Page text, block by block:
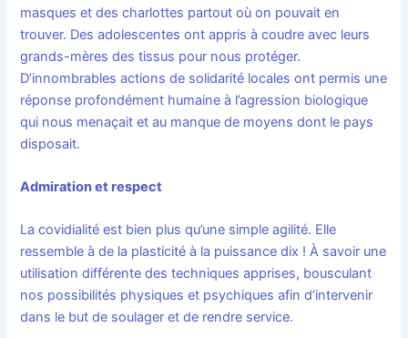
masques et des charlottes partout où on pouvait en
trouver. Des adolescentes ont appris à coudre avec leurs
grands-mères des tissus pour nous protéger.
D’innombrables actions de solidarité locales ont permis une
réponse profondément humaine à l’agression biologique
qui nous menaçait et au manque de moyens dont le pays
disposait.
Admiration et respect
La covidialité est bien plus qu’une simple agilité. Elle
ressemble à de la plasticité à la puissance dix ! À savoir une
utilisation différente des techniques apprises, bousculant
nos possibilités physiques et psychiques afin d’intervenir
dans le but de soulager et de rendre service.